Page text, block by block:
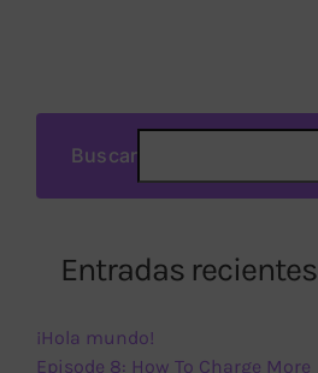
Buscar
Entradas recientes
¡Hola mundo!
Episode 8: How To Charge More